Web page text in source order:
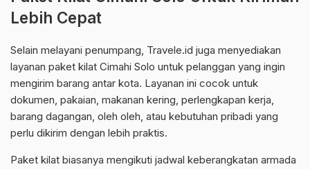
Lebih Cepat
Selain melayani penumpang, Travele.id juga menyediakan
layanan paket kilat Cimahi Solo untuk pelanggan yang ingin
mengirim barang antar kota. Layanan ini cocok untuk
dokumen, pakaian, makanan kering, perlengkapan kerja,
barang dagangan, oleh oleh, atau kebutuhan pribadi yang
perlu dikirim dengan lebih praktis.
Paket kilat biasanya mengikuti jadwal keberangkatan armada